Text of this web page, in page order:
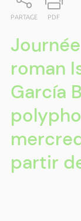
PARTAGE PDF
roman
García
partir